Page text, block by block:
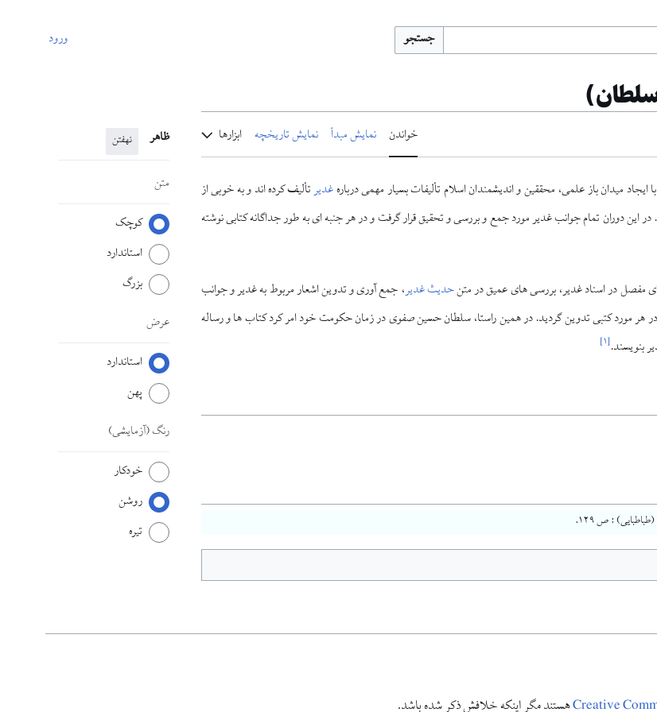
جستجو ورود
خواندن نمایش مبدأ نمایش تاریخچه ابزارها ظاهر نهفتن
متن
کوچک
استاندارد
بزرگ
عرض
استاندارد
پهن
رنگ(آزمایشی)
خودکار
روشن
تیره
ايجاد ميدان باز علمى، محققين و انديشمندان اسلام تأليفات بسيار مهمى دربارهغدیرتأليف كرده ‏اند و به خوبى از
اين دوران تمام جوانب غدير مورد جمع و بررسى و تحقيق قرار گرفت و در هر جنبه‏ اى به طور جداگانه كتابى نوشته
مفصل در اسناد غدير، بررسی هاى عميق در متنحدیث غدیر، جمع ‏آورى و تدوين اشعار مربوط به غدير و جوانب
هر مورد كتبى تدوين گرديد. در همين راستا، سلطان حسين صفوى در زمان حكومت خود امر كرد كتاب‏ ها و رساله‏
بنويسند.[۱]
: ص ۱۲۹.